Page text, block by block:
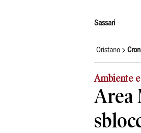
Sassari
Oristano
Ambiente
Area